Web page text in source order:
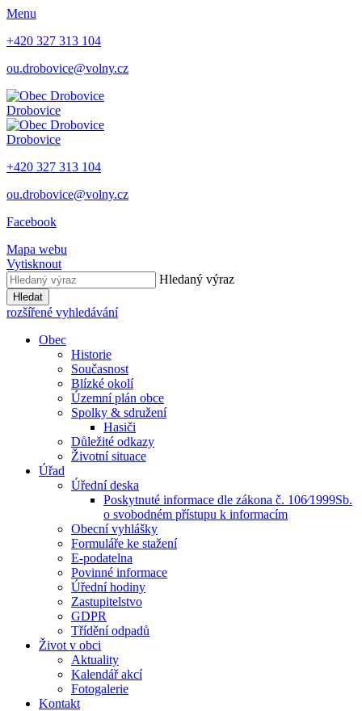
Menu
+420 327 313 104
ou.drobovice@volny.cz
Drobovice
Drobovice
+420 327 313 104
ou.drobovice@volny.cz
Facebook
Mapa webu
Vytisknout
Hledaný výraz
Hledat
rozšířené vyhledávání
Obec
Historie
Současnost
Blízké okolí
Územní plán obce
Spolky & sdružení
Hasiči
Důležité odkazy
Životní situace
Úřad
Úřední deska
Poskytnuté informace dle zákona č. 106⁄1999Sb.
o svobodném přístupu k informacím
Obecní vyhlášky
Formuláře ke stažení
E-podatelna
Povinné informace
Úřední hodiny
Zastupitelstvo
GDPR
Třídění odpadů
Život v obci
Aktuality
Kalendář akcí
Fotogalerie
Kontakt